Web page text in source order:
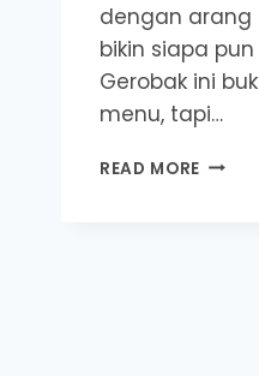
dengan arang
bikin siapa
Gerobak ini
menu, tapi…
READ MORE